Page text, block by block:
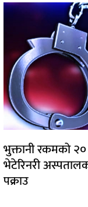
भुक्तानी रकमको
भेटेरिनरी
पक्राउ